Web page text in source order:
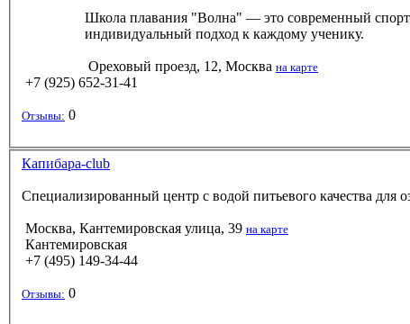
Школа плавания "Волна" — это современный
индивидуальный подход к каждому ученику.
Ореховый проезд, 12, Москва на карте
+7 (925) 652-31-41
Отзывы: 0
Капибара-club
Специализированный центр с водой питьевого качества для
Москва, Кантемировская улица, 39 на карте
Кантемировская
+7 (495) 149-34-44
Отзывы: 0